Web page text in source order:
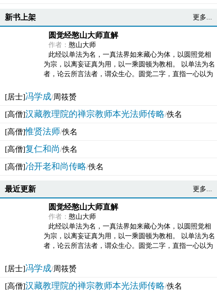
新书上架 更多...
圆觉经憨山大师直解
作者： 憨山大师
此经以单法为名，一真法界如来藏心为体，以圆照觉相
为宗，以离妄证真为用，以一乘圆顿为教相。 以单法为名
者，论云所言法者，谓众生心。圆觉二字，直指一心以为
[居士]冯学成/周筱赟
[高僧]汉藏教理院的禅宗教师本光法师传略/佚名
[高僧]惟贤法师/佚名
[高僧]复仁和尚/佚名
[高僧]冶开老和尚传略/佚名
最近更新 更多...
圆觉经憨山大师直解
作者： 憨山大师
此经以单法为名，一真法界如来藏心为体，以圆照觉相
为宗，以离妄证真为用，以一乘圆顿为教相。 以单法为名
者，论云所言法者，谓众生心。圆觉二字，直指一心以为
[居士]冯学成/周筱赟
[高僧]汉藏教理院的禅宗教师本光法师传略/佚名